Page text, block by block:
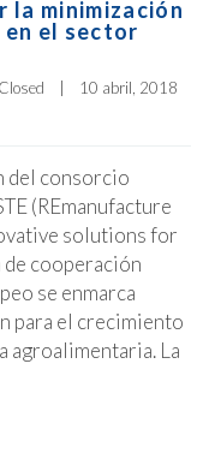
la minimización
el sector
|
del consorcio
(REmanufacture
solutions for
de cooperación
se enmarca
para el crecimiento
agroalimentaria. La